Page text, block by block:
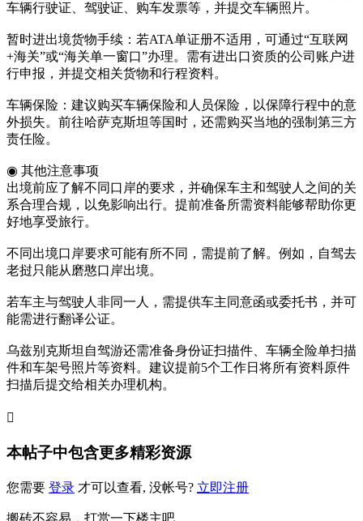
车辆行驶证、驾驶证、购车发票等，并提交车辆照片。
暂时进出境货物手续：若ATA单证册不适用，可通过“互联网
+海关”或“海关单一窗口”办理。需有进出口资质的公司账户进
行申报，并提交相关货物和行程资料。
车辆保险：建议购买车辆保险和人员保险，以保障行程中的意
外损失。前往哈萨克斯坦等国时，还需购买当地的强制第三方
责任险。
◉ 其他注意事项
出境前应了解不同口岸的要求，并确保车主和驾驶人之间的关
系合理合规，以免影响出行。提前准备所需资料能够帮助你更
好地享受旅行。
不同出境口岸要求可能有所不同，需提前了解。例如，自驾去
老挝只能从磨憨口岸出境。
若车主与驾驶人非同一人，需提供车主同意函或委托书，并可
能需进行翻译公证。
乌兹别克斯坦自驾游还需准备身份证扫描件、车辆全险单扫描
件和车架号照片等资料。建议提前5个工作日将所有资料原件
扫描后提交给相关办理机构。

本帖子中包含更多精彩资源
您需要 登录 才可以查看, 没帐号? 立即注册
搬砖不容易，打赏一下楼主吧